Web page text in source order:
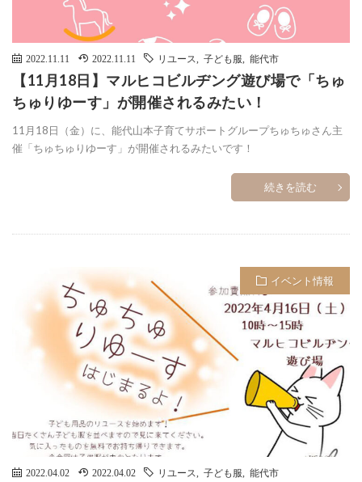
2022.11.11 2022.11.11 リユース 子ども服 能代市
【11月18日】マルヒコビルヂング遊び場で「ちゅ
ちゅりゆーす」が開催されるみたい！
11月18日（金）に、能代山本子育てサポートグループちゅちゅさん主
催「ちゅちゅりゆーす」が開催されるみたいです！
続きを読む
イベント情報
2022.04.02 2022.04.02 リユース 子ども服 能代市